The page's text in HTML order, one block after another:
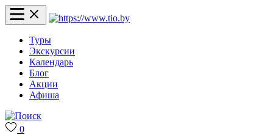
Туры
Экскурсии
Календарь
Блог
Акции
Афиша
0